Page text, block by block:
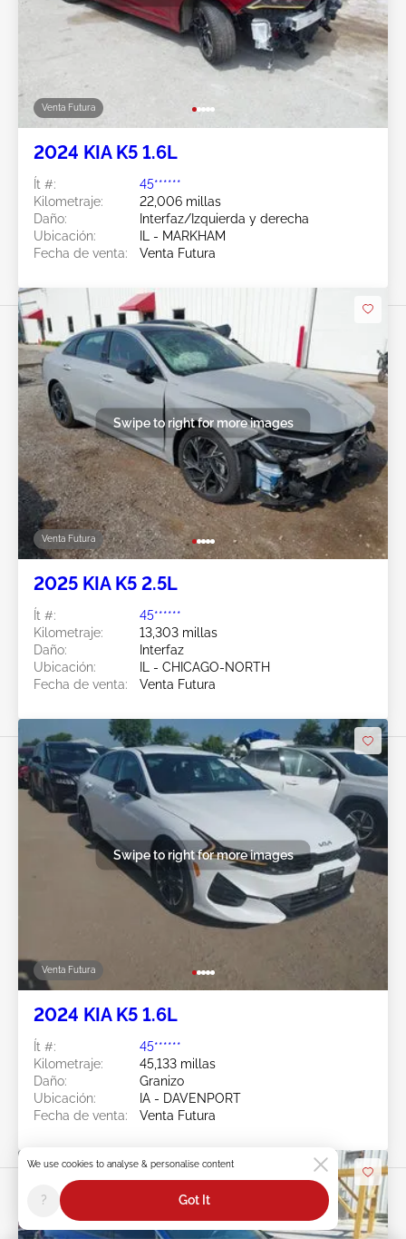
Venta Futura
2024 KIA K5 1.6L
Ít #:
45******
Kilometraje:
22,006 millas
Daño:
Interfaz/Izquierda y derecha
Ubicación:
IL - MARKHAM
Fecha de venta:
Venta Futura
Venta Futura
Swipe to right for more images
2025 KIA K5 2.5L
Ít #:
45******
Kilometraje:
13,303 millas
Daño:
Interfaz
Ubicación:
IL - CHICAGO-NORTH
Fecha de venta:
Venta Futura
Venta Futura
Swipe to right for more images
2024 KIA K5 1.6L
Ít #:
45******
Kilometraje:
45,133 millas
Daño:
Granizo
Ubicación:
IA - DAVENPORT
Fecha de venta:
Venta Futura
We use cookies to analyse & personalise content
? Got It